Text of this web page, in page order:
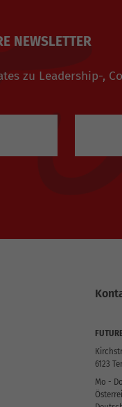
NEWSLETTER
zu Leadership-,
6123
Mo -